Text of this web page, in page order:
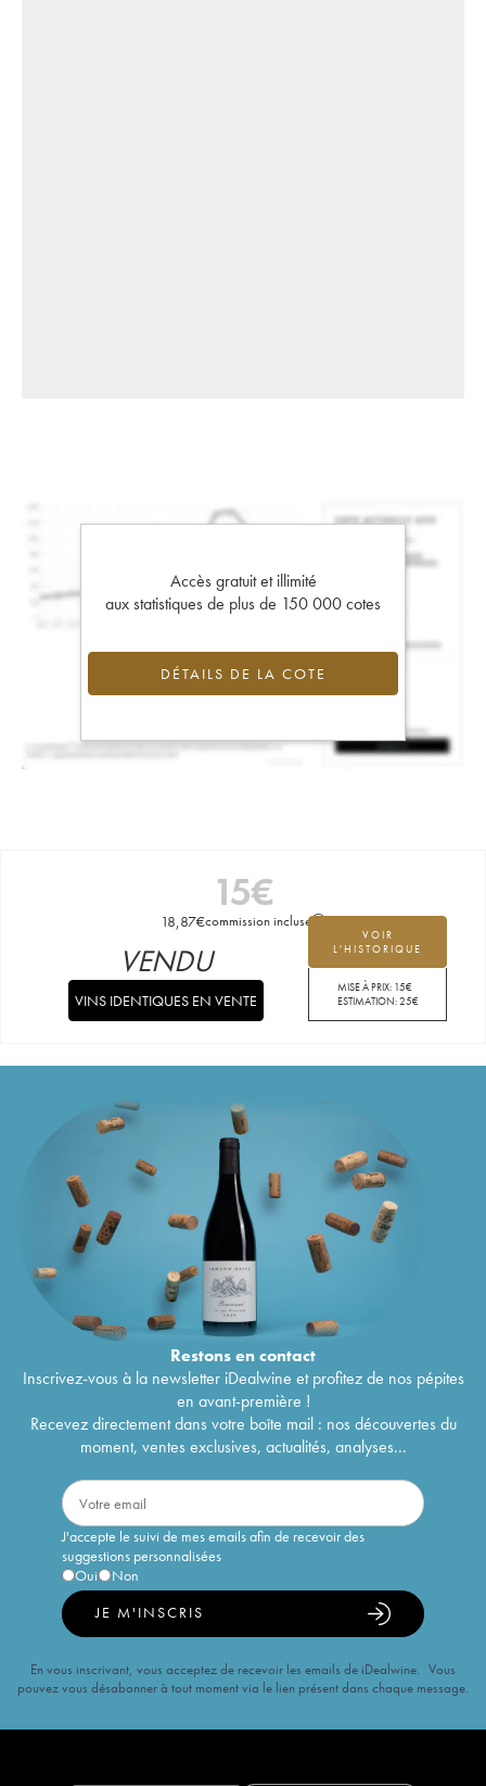
Accès gratuit et illimité
aux statistiques de plus de 150 000 cotes
DÉTAILS DE LA COTE
15€
18,87€commission incluse
VOIR
L'HISTORIQUE
MISE À PRIX: 15€
ESTIMATION:25€
VENDU
VINS IDENTIQUES EN VENTE
Restons encontact
Inscrivez-vous à la newsletter iDealwine et profitez de nos pépites
en avant-première !
Recevez directement dans votre boîte mail : nos découvertes du
moment, ventes exclusives, actualités, analyses...
J'accepte le suivi de mes emails afin de recevoir des
suggestions personnalisées
Oui
Non
JE M'INSCRIS
En vous inscrivant, vous acceptez de recevoir les emails de iDealwine. Vous
pouvez vous désabonner à tout moment via le lien présent dans chaque message.